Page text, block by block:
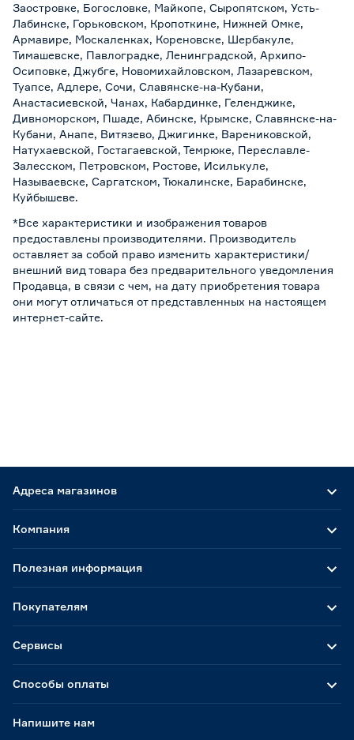
Заостровке, Богословке, Майкопе, Сыропятском, Усть-
Лабинске, Горьковском, Кропоткине, Нижней Омке,
Армавире, Москаленках, Кореновске, Шербакуле,
Тимашевске, Павлоградке, Ленинградской, Архипо-
Осиповке, Джубге, Новомихайловском, Лазаревском,
Туапсе, Адлере, Сочи, Славянске-на-Кубани,
Анастасиевской, Чанах, Кабардинке, Геленджике,
Дивноморском, Пшаде, Абинске, Крымске, Славянске-на-
Кубани, Анапе, Витязево, Джигинке, Варениковской,
Натухаевской, Гостагаевской, Темрюке, Переславле-
Залесском, Петровском, Ростове, Исилькуле,
Называевске, Саргатском, Тюкалинске, Барабинске,
Куйбышеве.
*Все характеристики и изображения товаров
предоставлены производителями. Производитель
оставляет за собой право изменить характеристики/
внешний вид товара без предварительного уведомления
Продавца, в связи с чем, на дату приобретения товара
они могут отличаться от представленных на настоящем
интернет-сайте.
Адреса магазинов
Способы оплаты
Компания
Полезная информация
Покупателям
Сервисы
Напишите нам